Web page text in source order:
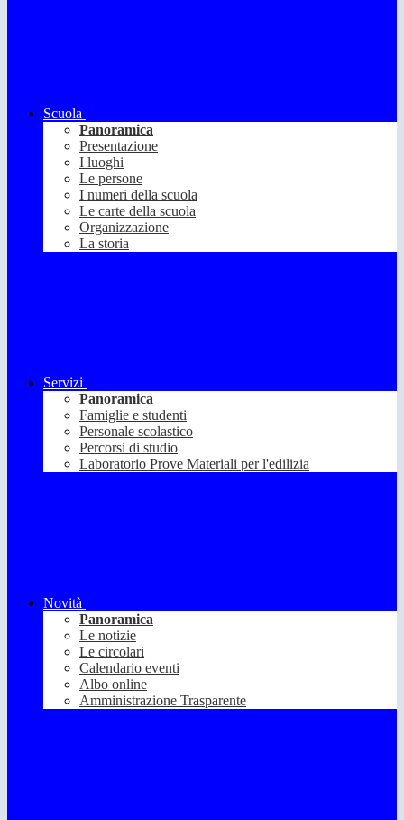
Scuola
Panoramica
Presentazione
I luoghi
Le persone
I numeri della scuola
Le carte della scuola
Organizzazione
La storia
Servizi
Panoramica
Famiglie e studenti
Personale scolastico
Percorsi di studio
Laboratorio Prove Materiali per l'edilizia
Novità
Panoramica
Le notizie
Le circolari
Calendario eventi
Albo online
Amministrazione Trasparente